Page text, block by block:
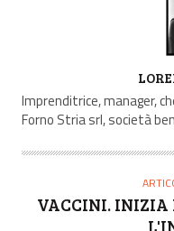
U
T
R
Imprenditrice, manager,
Forno Stria srl, società
VACCINI. INIZIA